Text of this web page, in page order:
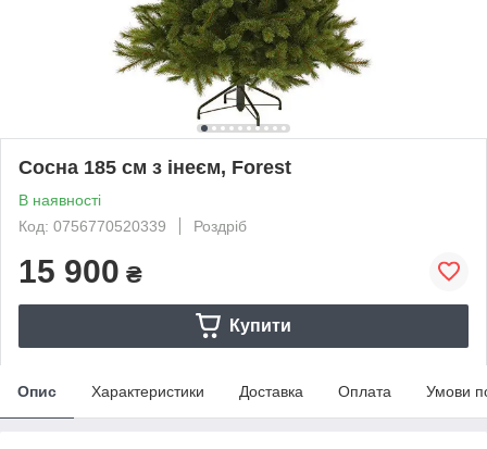
Сосна 185 см з інеєм, Forest
В наявності
Код: 0756770520339
Роздріб
15 900 ₴
Купити
Опис Характеристики Доставка Оплата Умови